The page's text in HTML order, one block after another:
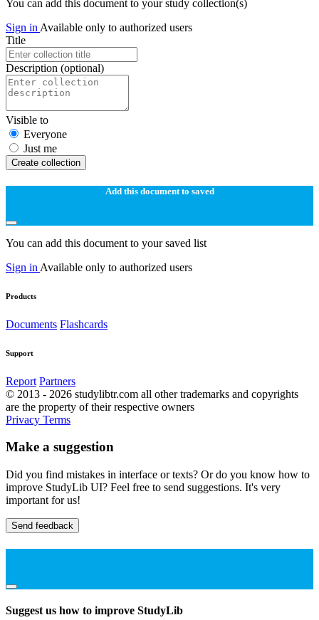
You can add this document to your study collection(s)
Sign in Available only to authorized users
Title
Description (optional)
Visible to
Everyone
Just me
Create collection
Add this document to saved
You can add this document to your saved list
Sign in Available only to authorized users
Products
Documents Flashcards
Support
Report Partners
© 2013 - 2026 studylibtr.com all other trademarks and copyrights
are the property of their respective owners
Privacy Terms
Make a suggestion
Did you find mistakes in interface or texts? Or do you know how to
improve StudyLib UI? Feel free to send suggestions. It's very
important for us!
Send feedback
Suggest us how to improve StudyLib